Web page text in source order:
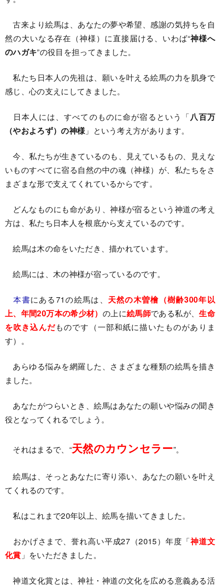
古来より絵馬は、あなたの夢や希望、感謝の気持ちを自
然の大いなる存在（神様）に直接届ける、いわば“神様へ
のハガキ”の役目を担ってきました。
私たち日本人の先祖は、願いを叶える絵馬の力を肌身で
感じ、心の支えにしてきました。
日本人には、すべてのものに命が宿るという「八百万
（やおよろず）の神様」という考え方があります。
今、私たちが生きているのも、見えているもの、見えな
いものすべてに宿る自然の中の魂（神様）が、私たちをさ
まざまな形で支えてくれているからです。
どんなものにも命があり、神様が宿るという神道の考え
方は、私たち日本人を根底から支えているのです。
絵馬は木の命をいただき、描かれています。
絵馬には、木の神様が宿っているのです。
本書にある71の絵馬は、 天然の木曽檜（樹齢300年以
上、年間20万本の希少材） の上に絵馬師である私が、生命
を吹き込んだものです（一部和紙に描いたものがありま
す）。
あらゆる悩みを網羅した、さまざまな種類の絵馬を描き
ました。
あなたがつらいとき、絵馬はあなたの願いや悩みの聞き
役となってくれるでしょう。
それはまるで、“天然のカウンセラー”。
絵馬は、そっとあなたに寄り添い、あなたの願いを叶え
てくれるのです。
私はこれまで20年以上、絵馬を描いてきました。
おかげさまで、誉れ高い平成27（2015）年度「神道文
化賞 」をいただきました。
神道文化賞とは、神社・神道の文化を広める意義ある活